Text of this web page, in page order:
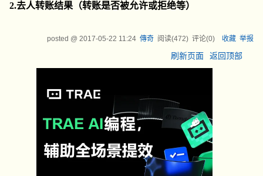
2.去人转账结果（转账是否被允许或拒绝等）
posted @ 2017-05-22 11:24 傳奇阅读(472) 评论(0) 收藏 举报
刷新页面 返回顶部